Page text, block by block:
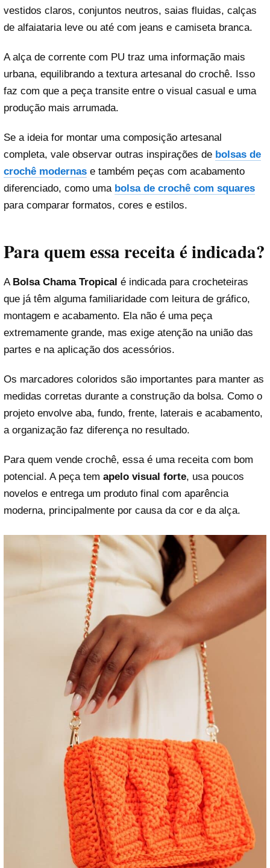
vestidos claros, conjuntos neutros, saias fluidas, calças
de alfaiataria leve ou até com jeans e camiseta branca.
A alça de corrente com PU traz uma informação mais
urbana, equilibrando a textura artesanal do crochê. Isso
faz com que a peça transite entre o visual casual e uma
produção mais arrumada.
Se a ideia for montar uma composição artesanal
completa, vale observar outras inspirações de bolsas de
crochê modernas e também peças com acabamento
diferenciado, como uma bolsa de crochê com squares
para comparar formatos, cores e estilos.
Para quem essa receita é indicada?
A Bolsa Chama Tropical é indicada para crocheteiras
que já têm alguma familiaridade com leitura de gráfico,
montagem e acabamento. Ela não é uma peça
extremamente grande, mas exige atenção na união das
partes e na aplicação dos acessórios.
Os marcadores coloridos são importantes para manter as
medidas corretas durante a construção da bolsa. Como o
projeto envolve aba, fundo, frente, laterais e acabamento,
a organização faz diferença no resultado.
Para quem vende crochê, essa é uma receita com bom
potencial. A peça tem apelo visual forte, usa poucos
novelos e entrega um produto final com aparência
moderna, principalmente por causa da cor e da alça.